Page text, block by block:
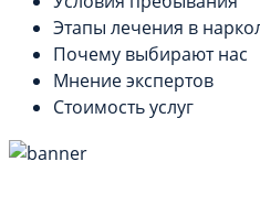
Этапы лечения в
Почему выбирают нас
Мнение экспертов
Стоимость услуг